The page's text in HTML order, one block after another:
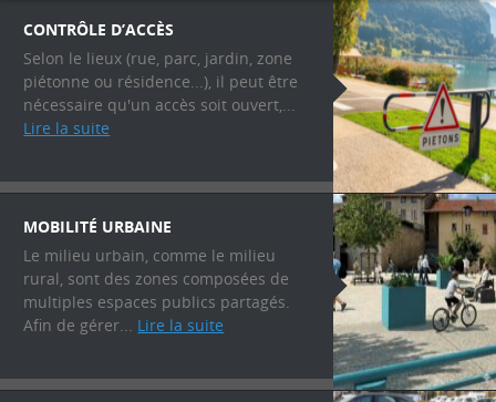
CONTRÔLE D’ACCÈS
Selon le lieux (rue, parc, jardin, zone
piétonne ou résidence...), il peut être
nécessaire qu'un accès soit ouvert,...
Lire la suite
MOBILITÉ URBAINE
Le milieu urbain, comme le milieu
rural, sont des zones composées de
multiples espaces publics partagés.
Afin de gérer... Lire la suite